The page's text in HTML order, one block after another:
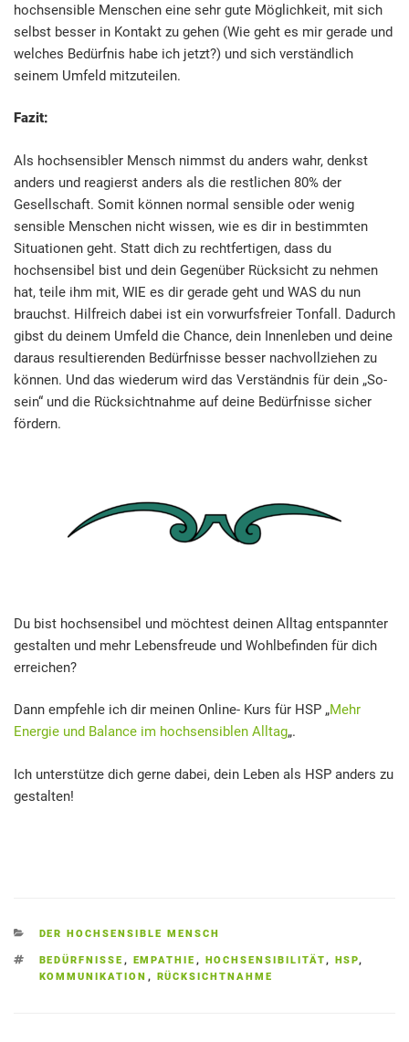
hochsensible Menschen eine sehr gute Möglichkeit, mit sich
selbst besser in Kontakt zu gehen (Wie geht es mir gerade und
welches Bedürfnis habe ich jetzt?) und sich verständlich
seinem Umfeld mitzuteilen.
Fazit:
Als hochsensibler Mensch nimmst du anders wahr, denkst
anders und reagierst anders als die restlichen 80% der
Gesellschaft. Somit können normal sensible oder wenig
sensible Menschen nicht wissen, wie es dir in bestimmten
Situationen geht. Statt dich zu rechtfertigen, dass du
hochsensibel bist und dein Gegenüber Rücksicht zu nehmen
hat, teile ihm mit, WIE es dir gerade geht und WAS du nun
brauchst. Hilfreich dabei ist ein vorwurfsfreier Tonfall. Dadurch
gibst du deinem Umfeld die Chance, dein Innenleben und deine
daraus resultierenden Bedürfnisse besser nachvollziehen zu
können. Und das wiederum wird das Verständnis für dein „So-
sein“ und die Rücksichtnahme auf deine Bedürfnisse sicher
fördern.
Du bist hochsensibel und möchtest deinen Alltag entspannter
gestalten und mehr Lebensfreude und Wohlbefinden für dich
erreichen?
Dann empfehle ich dir meinen Online- Kurs für HSP „Mehr
Energie und Balance im hochsensiblen Alltag„.
Ich unterstütze dich gerne dabei, dein Leben als HSP anders zu
gestalten!
KATEGORIEN
DER HOCHSENSIBLE MENSCH
SCHLAGWÖRTER
BEDÜRFNISSE , EMPATHIE , HOCHSENSIBILITÄT, HSP,
KOMMUNIKATION , RÜCKSICHTNAHME